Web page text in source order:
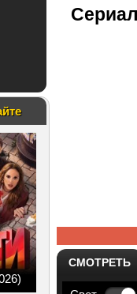
СМОТРЕТЬ